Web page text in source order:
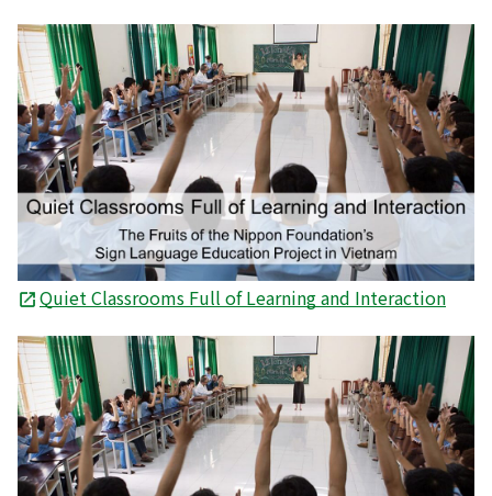
Quiet Classrooms Full of Learning and Interaction